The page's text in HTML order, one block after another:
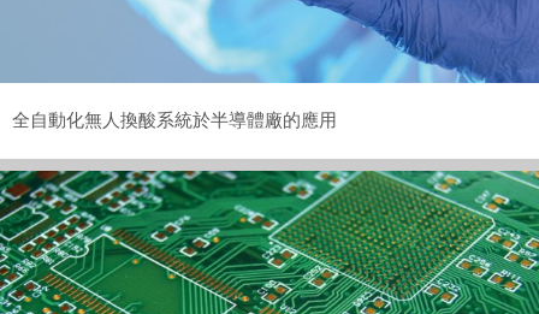
全自動化無人換酸系統於半導體廠的應用